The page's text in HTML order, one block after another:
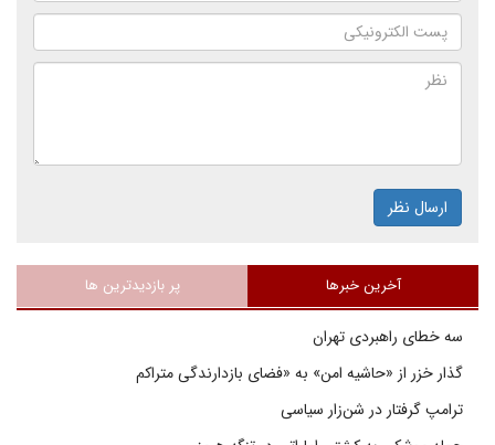
ارسال نظر
آخرین خبرها پر بازدیدترین ها
سه خطای راهبردی تهران
گذار خزر از «حاشیه امن» به «فضای بازدارندگی متراکم
ترامپ گرفتار در شن‌زار سیاسی